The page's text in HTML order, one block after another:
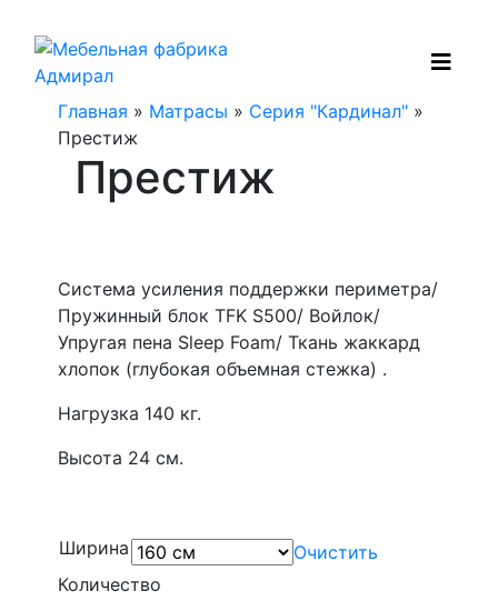
Главная » Матрасы » Серия "Кардинал" »
Престиж
Престиж
Система усиления поддержки периметра/
Пружинный блок TFK S500/ Войлок/
Упругая пена Sleep Foam/ Ткань жаккард
хлопок (глубокая объемная стежка) .
Нагрузка 140 кг.
Высота 24 см.
Ширина
Очистить
Количество